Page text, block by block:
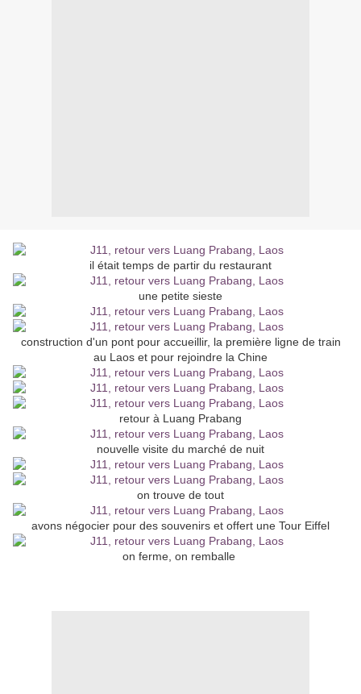
il était temps de partir du restaurant
une petite sieste
construction d'un pont pour accueillir, la première ligne de train
au Laos et pour rejoindre la Chine
retour à Luang Prabang
nouvelle visite du marché de nuit
on trouve de tout
avons négocier pour des souvenirs et offert une Tour Eiffel
on ferme, on remballe